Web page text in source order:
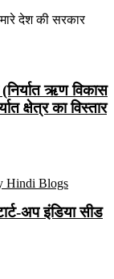
देश की सरकार
ऋण विकास
क्षेत्र का विस्तार
अप इंडिया सीड